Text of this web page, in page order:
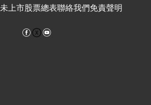
未上市股票總表聯絡我們免責聲明
Facebook